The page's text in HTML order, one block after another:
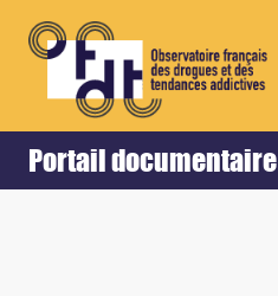
Portail documentaire
Accueil Retour